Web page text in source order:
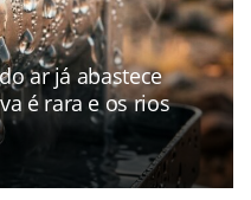
ar já abastece
é rara e os rios